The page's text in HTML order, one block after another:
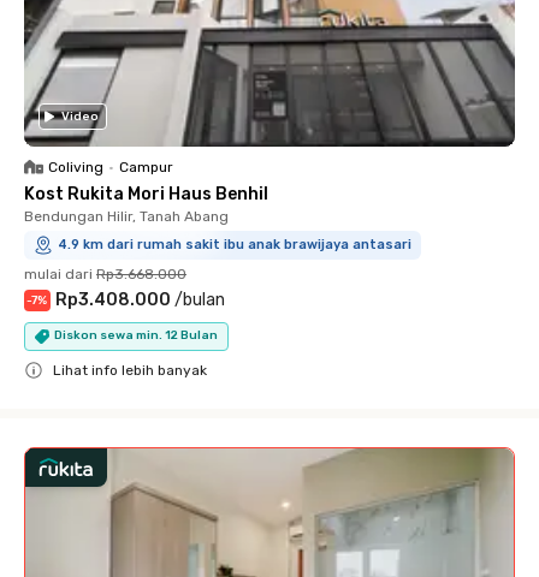
Video
Coliving • Campur
Kost Rukita Mori Haus Benhil
Bendungan Hilir, Tanah Abang
4.9 km dari rumah sakit ibu anak brawijaya antasari
mulai dari Rp3.668.000
-7% Rp3.408.000 /bulan
Diskon sewa min. 12 Bulan
Lihat info lebih banyak